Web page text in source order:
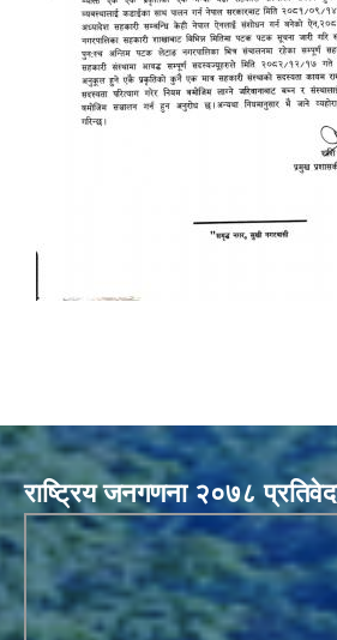
राष्ट्रिय जनगणना २०७८